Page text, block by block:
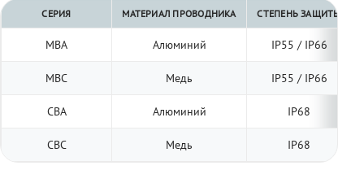
СЕРИЯ МАТЕРИАЛ ПРОВОДНИКА СТЕПЕНЬ ЗАЩИТЫ
МВА Алюминий IP55 / IP66
МВС Медь IP55 / IP66
СВА Алюминий IP68
СВС Медь IP68